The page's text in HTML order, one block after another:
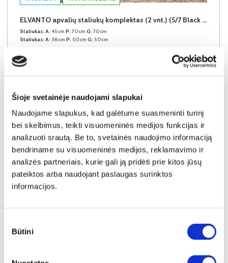
Šioje svetainėje naudojami slapukai
Naudojame slapukus, kad galėtume suasmeninti turinį
bei skelbimus, teikti visuomeninės medijos funkcijas ir
analizuoti srautą. Be to, svetainės naudojimo informaciją
bendriname su visuomeninės medijos, reklamavimo ir
analizės partneriais, kurie gali ją pridėti prie kitos jūsų
pateiktos arba naudojant paslaugas surinktos
informacijos.
pasirinkimas
Būtini
ELVANTO apvalių staliukų komplektas (2 vnt.) (5/7 Black Matt)
Staliukas: A: 45cm P: 70cm G: 70cm
Staliukas: A: 38cm P: 50cm G: 50cm
Į krepšelį